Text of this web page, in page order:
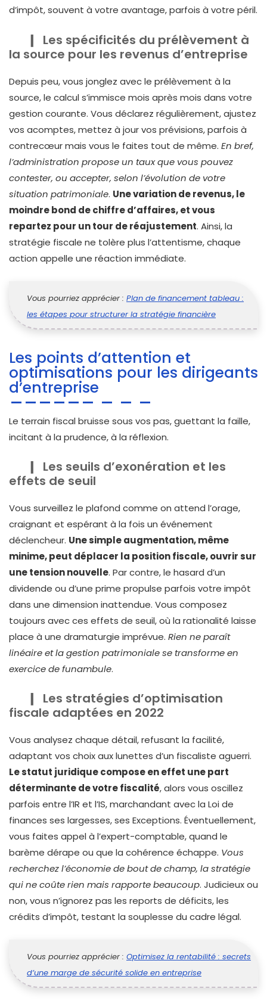
d’impôt, souvent à votre avantage, parfois à votre péril.
Les spécificités du prélèvement à
la source pour les revenus d’entreprise
Depuis peu, vous jonglez avec le prélèvement à la
source, le calcul s’immisce mois après mois dans votre
gestion courante. Vous déclarez régulièrement, ajustez
vos acomptes, mettez à jour vos prévisions, parfois à
contrecœur mais vous le faites tout de même. En bref,
l’administration propose un taux que vous pouvez
contester, ou accepter, selon l’évolution de votre
situation patrimoniale. Une variation de revenus, le
moindre bond de chiffre d’affaires, et vous
repartez pour un tour de réajustement. Ainsi, la
stratégie fiscale ne tolère plus l’attentisme, chaque
action appelle une réaction immédiate.
Vous pourriez apprécier : Plan de financement tableau :
les étapes pour structurer la stratégie financière
Les points d’attention et
optimisations pour les dirigeants
d’entreprise
Le terrain fiscal bruisse sous vos pas, guettant la faille,
incitant à la prudence, à la réflexion.
Les seuils d’exonération et les
effets de seuil
Vous surveillez le plafond comme on attend l’orage,
craignant et espérant à la fois un événement
déclencheur. Une simple augmentation, même
minime, peut déplacer la position fiscale, ouvrir sur
une tension nouvelle. Par contre, le hasard d’un
dividende ou d’une prime propulse parfois votre impôt
dans une dimension inattendue. Vous composez
toujours avec ces effets de seuil, où la rationalité laisse
place à une dramaturgie imprévue. Rien ne paraît
linéaire et la gestion patrimoniale se transforme en
exercice de funambule.
Les stratégies d’optimisation
fiscale adaptées en 2022
Vous analysez chaque détail, refusant la facilité,
adaptant vos choix aux lunettes d’un fiscaliste aguerri.
Le statut juridique compose en effet une part
déterminante de votre fiscalité, alors vous oscillez
parfois entre l’IR et l’IS, marchandant avec la Loi de
finances ses largesses, ses Exceptions. Éventuellement,
vous faites appel à l’expert-comptable, quand le
barème dérape ou que la cohérence échappe. Vous
recherchez l’économie de bout de champ, la stratégie
qui ne coûte rien mais rapporte beaucoup. Judicieux ou
non, vous n’ignorez pas les reports de déficits, les
crédits d’impôt, testant la souplesse du cadre légal.
Vous pourriez apprécier : Optimisez la rentabilité : secrets
d’une marge de sécurité solide en entreprise